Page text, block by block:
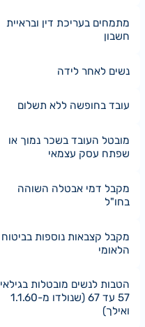
מתמחים בעריכת דין ובראיית
חשבון
נשים לאחר לידה
עובד בחופשה ללא תשלום
מובטל העובד בשכר נמוך או
שפתח עסק עצמאי
מקבל דמי אבטלה השוהה
בחו"ל
מקבל קצבאות נוספות בביטוח
הלאומי
הטבות לנשים מובטלות בגילאי
57 עד 67 (שנולדו מ-1.1.60
ואילך)